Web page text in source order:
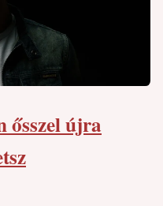
ősszel újra